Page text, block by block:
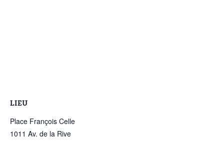
LIEU
Place François Celle
1011 Av. de la Rive